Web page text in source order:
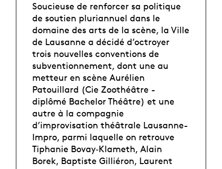
Soucieuse de renforcer sa politique
de soutien pluriannuel dans le
domaine des arts de la scène, la Ville
de Lausanne a décidé d’octroyer
trois nouvelles conventions de
subventionnement, dont une au
metteur en scène Aurélien
Patouillard (Cie Zoothéâtre -
diplômé Bachelor Théâtre) et une
autre à la compagnie
d’improvisation théâtrale Lausanne-
Impro, parmi laquelle on retrouve
Tiphanie Bovay‐Klameth, Alain
Borek, Baptiste Gilliéron, Laurent